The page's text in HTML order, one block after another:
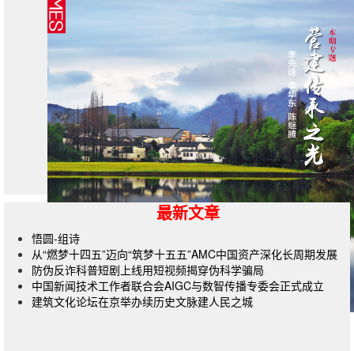
最新文章
悟圆-组诗
从“燃梦十四五”迈向“筑梦十五五”AMC中国资产深化长周期发展
防伪反诈科普短剧上线用短视频揭穿伪科学骗局
中国新闻技术工作者联合会AIGC与数智传播专委会正式成立
建筑文化论坛在京举办续历史文脉建人民之城